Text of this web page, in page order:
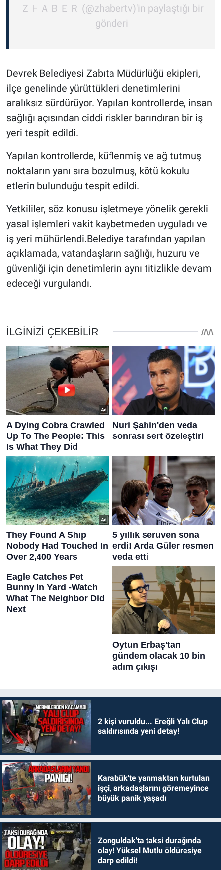
ＺＨＡＢＥＲ (@zhabertv)'in paylaştığı bir
gönderi
Devrek Belediyesi Zabıta Müdürlüğü ekipleri,
ilçe genelinde yürüttükleri denetimlerini
aralıksız sürdürüyor. Yapılan kontrollerde, insan
sağlığı açısından ciddi riskler barındıran bir iş
yeri tespit edildi.
Yapılan kontrollerde, küflenmiş ve ağ tutmuş
noktaların yanı sıra bozulmuş, kötü kokulu
etlerin bulunduğu tespit edildi.
Yetkililer, söz konusu işletmeye yönelik gerekli
yasal işlemleri vakit kaybetmeden uyguladı ve
iş yeri mühürlendi.Belediye tarafından yapılan
açıklamada, vatandaşların sağlığı, huzuru ve
güvenliği için denetimlerin aynı titizlikle devam
edeceği vurgulandı.
2 kişi vuruldu... Ereğli Yalı Clup
saldırısında yeni detay!
Karabük'te yanmaktan kurtulan
işçi, arkadaşlarını göremeyince
büyük panik yaşadı
Zonguldak'ta taksi durağında
olay! Yüksel Mutlu öldüresiye
darp edildi!